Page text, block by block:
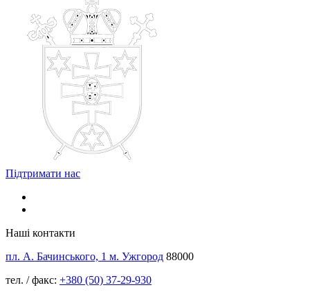
Підтримати нас
Наші контакти
пл. А. Бачинського, 1 м. Ужгород 88000
тел. / факс: +380 (50) 37-29-930